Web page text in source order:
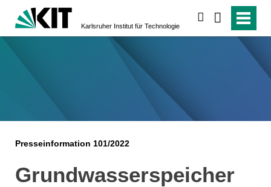
Karlsruher Institut für Technologie
Presseinformation 101/2022
Grundwasserspeicher